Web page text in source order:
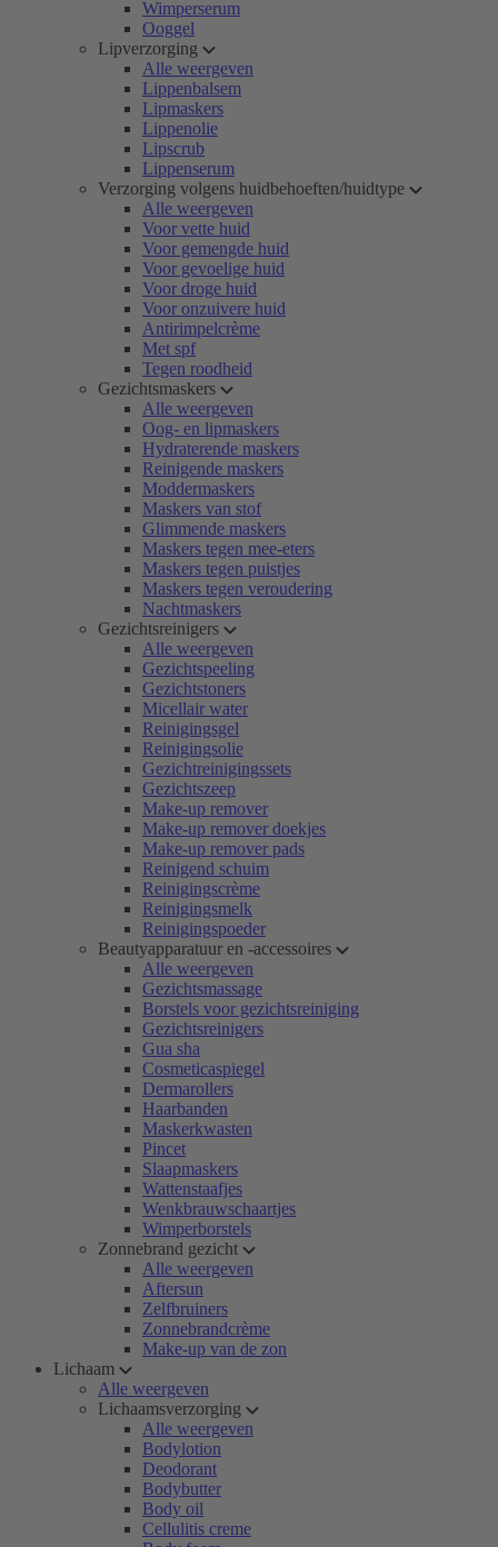
Wimperserum
Ooggel
Lipverzorging
Alle weergeven
Lippenbalsem
Lipmaskers
Lippenolie
Lipscrub
Lippenserum
Verzorging volgens huidbehoeften/huidtype
Alle weergeven
Voor vette huid
Voor gemengde huid
Voor gevoelige huid
Voor droge huid
Voor onzuivere huid
Antirimpelcrème
Met spf
Tegen roodheid
Gezichtsmaskers
Alle weergeven
Oog- en lipmaskers
Hydraterende maskers
Reinigende maskers
Moddermaskers
Maskers van stof
Glimmende maskers
Maskers tegen mee-eters
Maskers tegen puistjes
Maskers tegen veroudering
Nachtmaskers
Gezichtsreinigers
Alle weergeven
Gezichtspeeling
Gezichtstoners
Micellair water
Reinigingsgel
Reinigingsolie
Gezichtreinigingssets
Gezichtszeep
Make-up remover
Make-up remover doekjes
Make-up remover pads
Reinigend schuim
Reinigingscrème
Reinigingsmelk
Reinigingspoeder
Beautyapparatuur en -accessoires
Alle weergeven
Gezichtsmassage
Borstels voor gezichtsreiniging
Gezichtsreinigers
Gua sha
Cosmeticaspiegel
Dermarollers
Haarbanden
Maskerkwasten
Pincet
Slaapmaskers
Wattenstaafjes
Wenkbrauwschaartjes
Wimperborstels
Zonnebrand gezicht
Alle weergeven
Aftersun
Zelfbruiners
Zonnebrandcrème
Make-up van de zon
Lichaam
Alle weergeven
Lichaamsverzorging
Alle weergeven
Bodylotion
Deodorant
Bodybutter
Body oil
Cellulitis creme